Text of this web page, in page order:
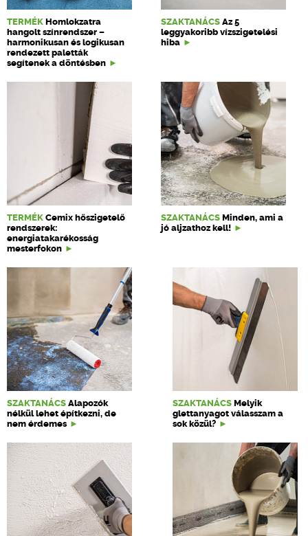
TERMÉK Homlokzatra
hangolt színrendszer –
harmonikusan és logikusan
rendezett paletták
segítenek a döntésben
SZAKTANÁCS Az 5
leggyakoribb vízszigetelési
hiba
TERMÉK Cemix hőszigetelő
rendszerek:
energiatakarékosság
mesterfokon
SZAKTANÁCS Minden, ami a
jó aljzathoz kell!
SZAKTANÁCS Alapozók
nélkül lehet építkezni, de
nem érdemes
SZAKTANÁCS Melyik
glettanyagot válasszam a
sok közül?